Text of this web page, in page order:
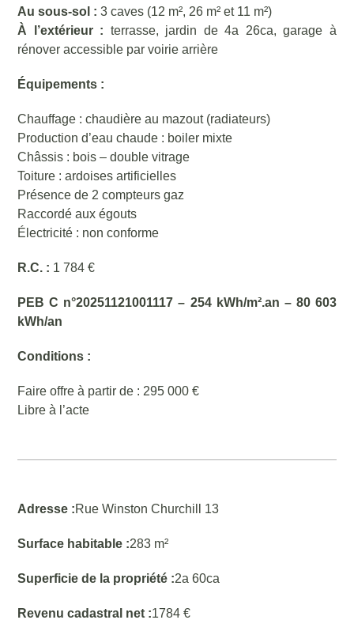
Au sous-sol : 3 caves (12 m², 26 m² et 11 m²)
À l’extérieur : terrasse, jardin de 4a 26ca, garage à
rénover accessible par voirie arrière
Équipements :
Chauffage : chaudière au mazout (radiateurs)
Production d’eau chaude : boiler mixte
Châssis : bois – double vitrage
Toiture : ardoises artificielles
Présence de 2 compteurs gaz
Raccordé aux égouts
Électricité : non conforme
R.C. : 1 784 €
PEB C n°20251121001117 – 254 kWh/m².an – 80 603
kWh/an
Conditions :
Faire offre à partir de : 295 000 €
Libre à l’acte
Adresse :Rue Winston Churchill 13
Surface habitable :283 m²
Superficie de la propriété :2a 60ca
Revenu cadastral net :1784 €